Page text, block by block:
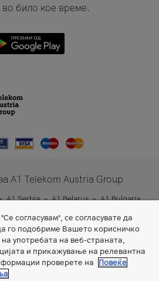
во било кое време.
A1 Telekom Austria Group
A1 Serbia A1 Belarus
A1 Bulgaria
A1 Digital
согласувам", се согласувате да
го подобриме Вашето корисничко
употребата на веб-страната,
и прикажување на релевантна
проверете на
Повеќе